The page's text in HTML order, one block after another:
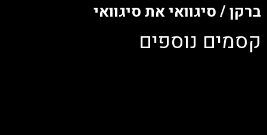
ברקן / סיגוואי את סיגוואי
קסמים נוספים